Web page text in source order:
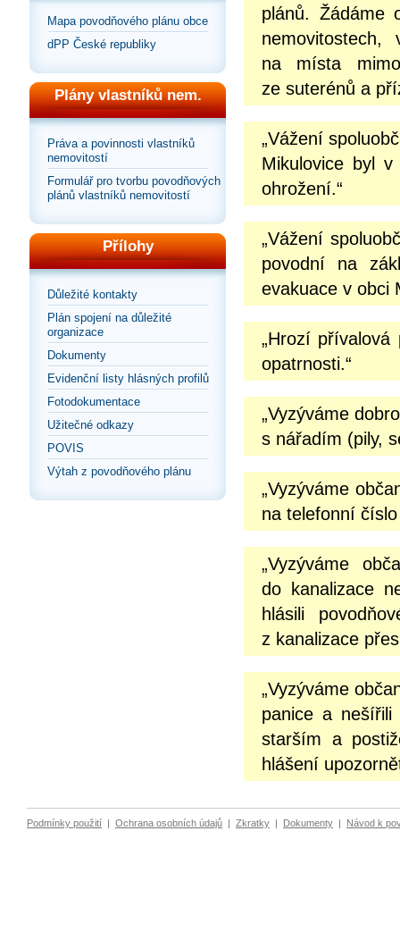
Mapa povodňového plánu obce
dPP České republiky
Plány vlastníků nem.
Práva a povinnosti vlastníků
nemovitostí
Formulář pro tvorbu povodňových
plánů vlastníků nemovitostí
Přílohy
Důležité kontakty
Plán spojení na důležité
organizace
Dokumenty
Evidenční listy hlásných profilů
Fotodokumentace
Užitečné odkazy
POVIS
Výtah z povodňového plánu
plánů. Žádáme
na místa
ze suterénů a
„Vážení
Mikulovice byl
ohrožení.“
„Vážení
povodní na
evakuace v obci
„Hrozí přívalová
opatrnosti.“
„Vyzýváme
s nářadím (pily,
„Vyzýváme
na telefonní
„Vyzýváme
do kanalizace
hlásili
z kanalizace
„Vyzýváme
panice a nešířili
starším a
hlášení
Podmínky použití Ochrana osobních údajů Zkratky Dokumenty Návod k